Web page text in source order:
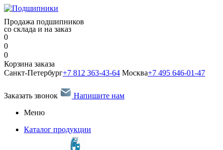
Продажа подшипников
со склада и на заказ
0
0
0
Корзина заказа
Санкт-Петербург+7 812 363-43-64 Москва+7 495 646-01-47
Заказать звонок
Напишите нам
Меню
Каталог продукции